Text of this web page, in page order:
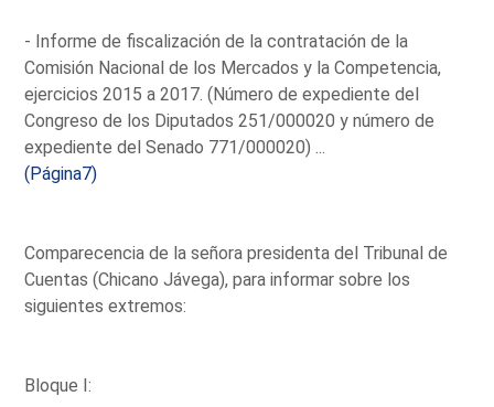
- Informe de fiscalización de la contratación de la
Comisión Nacional de los Mercados y la Competencia,
ejercicios 2015 a 2017. (Número de expediente del
Congreso de los Diputados 251/000020 y número de
expediente del Senado 771/000020) ...
(Página7)
Comparecencia de la señora presidenta del Tribunal de
Cuentas (Chicano Jávega), para informar sobre los
siguientes extremos:
Bloque I: